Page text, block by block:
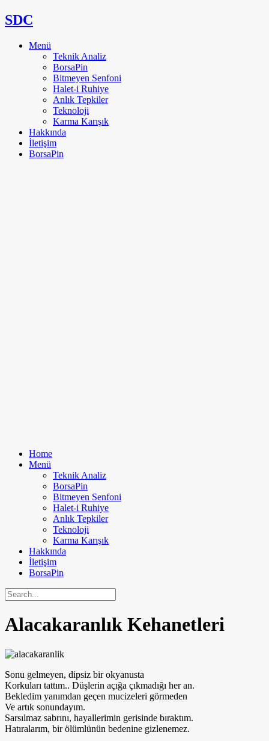
SDC
Menü
Teknik Analiz
BorsaPin
Bitmeyen Senfoni
Halet-i Ruhiye
Anlık Tepkiler
Teknoloji
Karma Karışık
Hakkında
İletişim
BorsaPin
Home
Menü
Teknik Analiz
BorsaPin
Bitmeyen Senfoni
Halet-i Ruhiye
Anlık Tepkiler
Teknoloji
Karma Karışık
Hakkında
İletişim
BorsaPin
Alacakaranlık Kehanetleri
Sonu gelmeyen, dipsiz bir okyanusta
Korkuları tattım.. Düşlerin açığa çıkmadığı her an.
Bekledim yanımdan geçen mucizeleri görmeden
Ve artık sonundayım.
Sarsılmaz sabrını, hayallerimin gerisinde bıraktım.
Hatıralarım, bir ölümlünün bedenine gizlenemez.